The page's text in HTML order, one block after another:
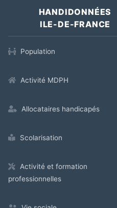
HANDIDONNÉES
ILE-DE-FRANCE
Population
Activité MDPH
Allocataires handicapés
Scolarisation
Activité et formation
professionnelles